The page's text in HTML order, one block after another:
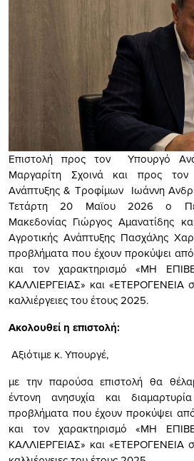
Επιστολή προς τον Υπουργό
Μαργαρίτη Σχοινά και προς τον
Ανάπτυξης & Τροφίμων Ιωάννη
Τετάρτη 20 Μαϊου 2026 ο
Μακεδονίας Γιώργος Αμανατίδης
Αγροτικής Ανάπτυξης Πασχάλης
προβλήματα που έχουν προκύψει
και τον χαρακτηρισμό «ΜΗ
ΚΑΛΛΙΕΡΓΕΙΑΣ» και «ΕΤΕΡΟΓΕΝΕΙΑ
καλλιέργειες του έτους 2025.
Ακολουθεί η επιστολή:
Αξιότιμε κ. Υπουργέ,
με την παρούσα επιστολή θα
έντονη ανησυχία και
προβλήματα που έχουν προκύψει
και τον χαρακτηρισμό «ΜΗ
ΚΑΛΛΙΕΡΓΕΙΑΣ» και «ΕΤΕΡΟΓΕΝΕΙΑ